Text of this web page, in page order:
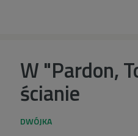
W "Pardon,
ścianie